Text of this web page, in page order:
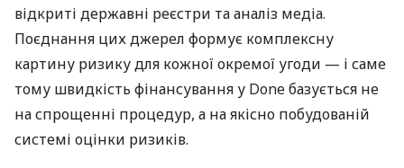
відкриті державні реєстри та аналіз медіа.
Поєднання цих джерел формує комплексну
картину ризику для кожної окремої угоди — і саме
тому швидкість фінансування у Done базується не
на спрощенні процедур, а на якісно побудованій
системі оцінки ризиків.